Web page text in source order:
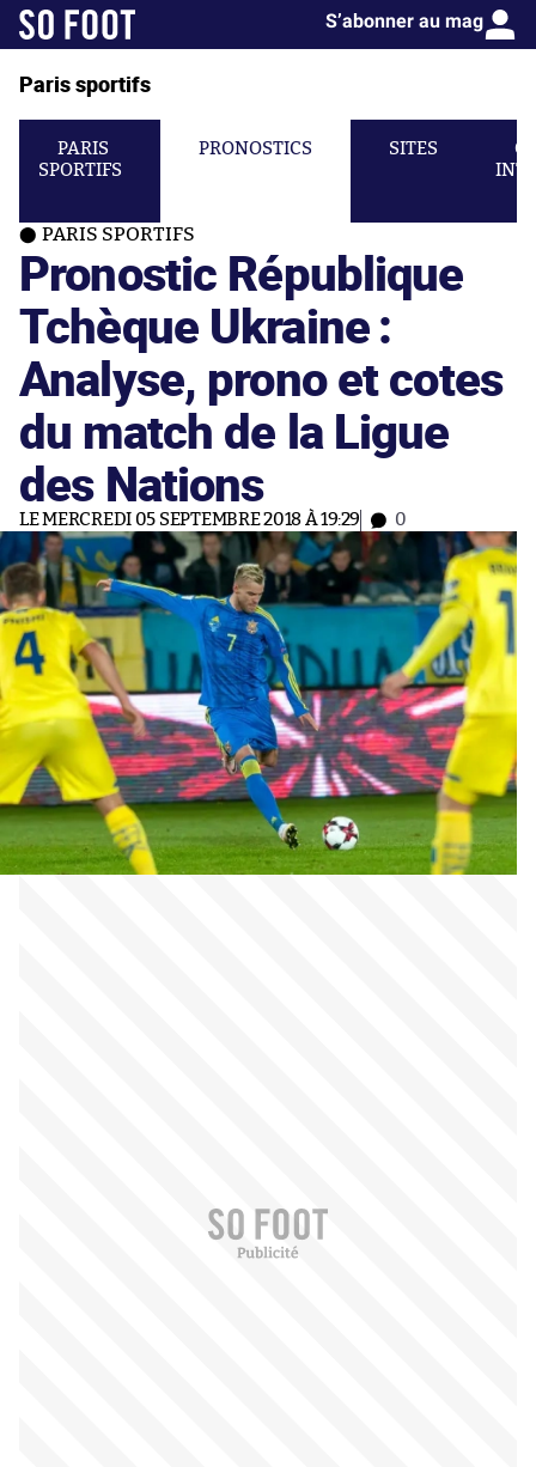
S’abonner au mag
Paris sportifs
PARIS
SPORTIFS
PRONOSTICS SITES
PARIS SPORTIFS
Pronostic République
Tchèque Ukraine :
Analyse, prono et cotes
du match de la Ligue
des Nations
LE MERCREDI 05 SEPTEMBRE 2018 À 19:29 0